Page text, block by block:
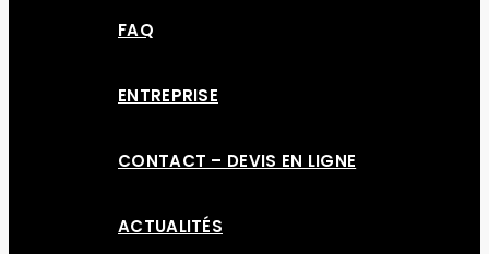
FAQ
ENTREPRISE
CONTACT – DEVIS EN LIGNE
ACTUALITÉS